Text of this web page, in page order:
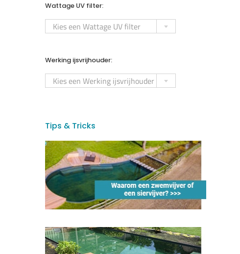
Wattage UV filter:

Kies een Wattage UV filter
Werking ijsvrijhouder:

Kies een Werking ijsvrijhouder
Tips & Tricks